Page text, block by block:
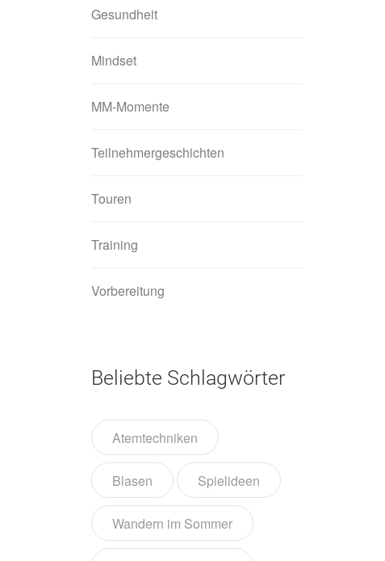
Gesundheit
Mindset
MM-Momente
Teilnehmergeschichten
Touren
Training
Vorbereitung
Beliebte Schlagwörter
Atemtechniken
Blasen Spielideen
Wandern im Sommer